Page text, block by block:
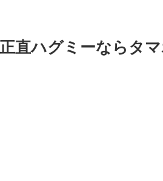
正直ハグミーならタ